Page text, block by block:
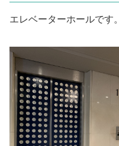
エレベーターホールです。